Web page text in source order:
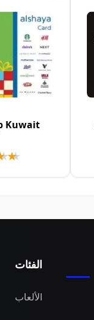
Kuwait
الفئات
الألعاب